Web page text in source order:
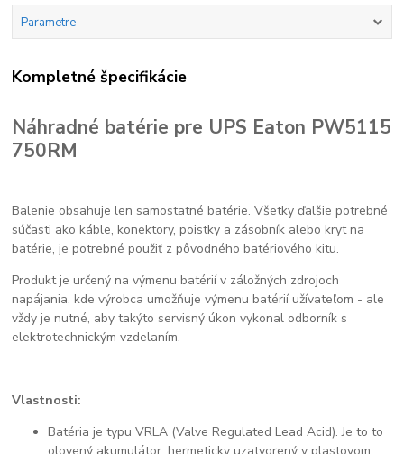
Parametre
Kompletné špecifikácie
Náhradné batérie pre UPS Eaton PW5115
750RM
Balenie obsahuje len samostatné batérie. Všetky ďalšie potrebné
súčasti ako káble, konektory, poistky a zásobník alebo kryt na
batérie, je potrebné použiť z pôvodného batériového kitu.
Produkt je určený na výmenu batérií v záložných zdrojoch
napájania, kde výrobca umožňuje výmenu batérií užívateľom - ale
vždy je nutné, aby takýto servisný úkon vykonal odborník s
elektrotechnickým vzdelaním.
Vlastnosti:
Batéria je typu VRLA (Valve Regulated Lead Acid). Je to to